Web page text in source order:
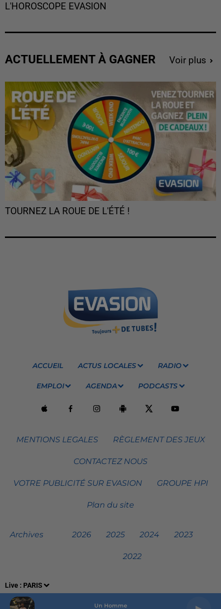
Live : PARIS
Un Homme
L'HOROSCOPE EVASION
ACTUELLEMENT À GAGNER Voir plus
TOURNEZ LA ROUE DE L'ÉTÉ !
ACCUEIL ACTUS LOCALES RADIO
EMPLOI AGENDA PODCASTS
MENTIONS LEGALES RÈGLEMENT DES JEUX
CONTACTEZ NOUS
VOTRE PUBLICITÉ SUR EVASION GROUPE HPI
Plan du site
Archives 2026 2025 2024 2023
2022